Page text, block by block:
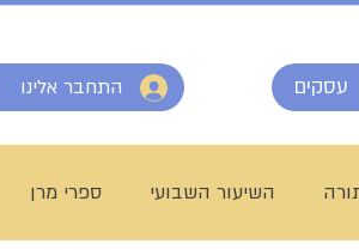
התחבר אלינו עסקים
השיעור השבועי ספרי מרן